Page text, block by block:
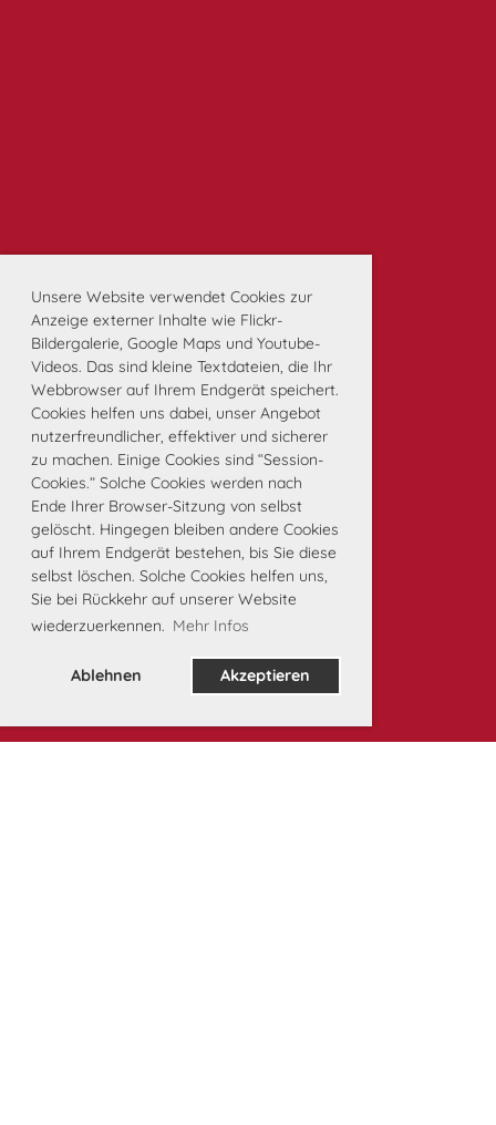
Unsere Website verwendet Cookies zur
Anzeige externer Inhalte wie Flickr-
Bildergalerie, Google Maps und Youtube-
Videos. Das sind kleine Textdateien, die Ihr
Webbrowser auf Ihrem Endgerät speichert.
Cookies helfen uns dabei, unser Angebot
nutzerfreundlicher, effektiver und sicherer
zu machen. Einige Cookies sind “Session-
Cookies.” Solche Cookies werden nach
Ende Ihrer Browser-Sitzung von selbst
gelöscht. Hingegen bleiben andere Cookies
auf Ihrem Endgerät bestehen, bis Sie diese
selbst löschen. Solche Cookies helfen uns,
Sie bei Rückkehr auf unserer Website
wiederzuerkennen. Mehr Infos
Ablehnen Akzeptieren